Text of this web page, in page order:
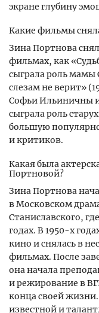
экране глубину
Какие фильмы
Зина Портнова
фильмах, как
сыграла роль
слезам не верит»
Софьи Ильиничны
сыграла роль
большую
и критиков.
Какая была
Портновой?
Зина Портнова
в Московском
Станиславского,
годах. В 1950-х
кино и снялась в
фильмах. После
она начала
и режирование в
конца своей
известной и